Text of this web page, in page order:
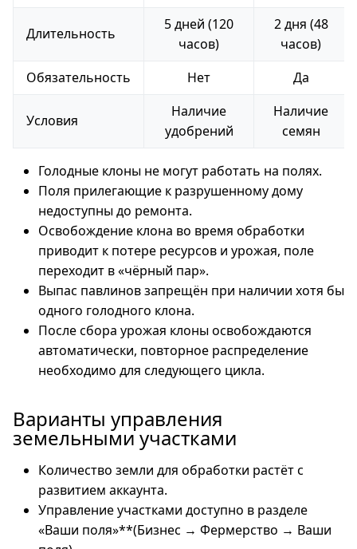
Длительность
5 дней (120
часов)
2 дня (48
часов)
Обязательность
Нет Да
Условия
Наличие
удобрений
Наличие
семян
Голодные клоны не могут работать на полях.
Поля прилегающие к разрушенному дому
недоступны до ремонта.
Освобождение клона во время обработки
приводит к потере ресурсов и урожая, поле
переходит в «чёрный пар».
Выпас павлинов запрещён при наличии хотя бы
одного голодного клона.
После сбора урожая клоны освобождаются
автоматически, повторное распределение
необходимо для следующего цикла.
Варианты управления
земельными участками
Количество земли для обработки растёт с
развитием аккаунта.
Управление участками доступно в разделе
«Ваши поля»**(Бизнес → Фермерство → Ваши